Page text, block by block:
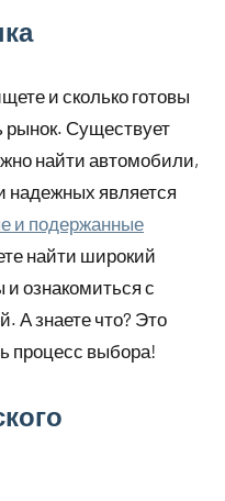
и сколько готовы
рынок. Существует
найти автомобили,
надежных является
и подержанные
найти широкий
ознакомиться с
А знаете что? Это
процесс выбора!